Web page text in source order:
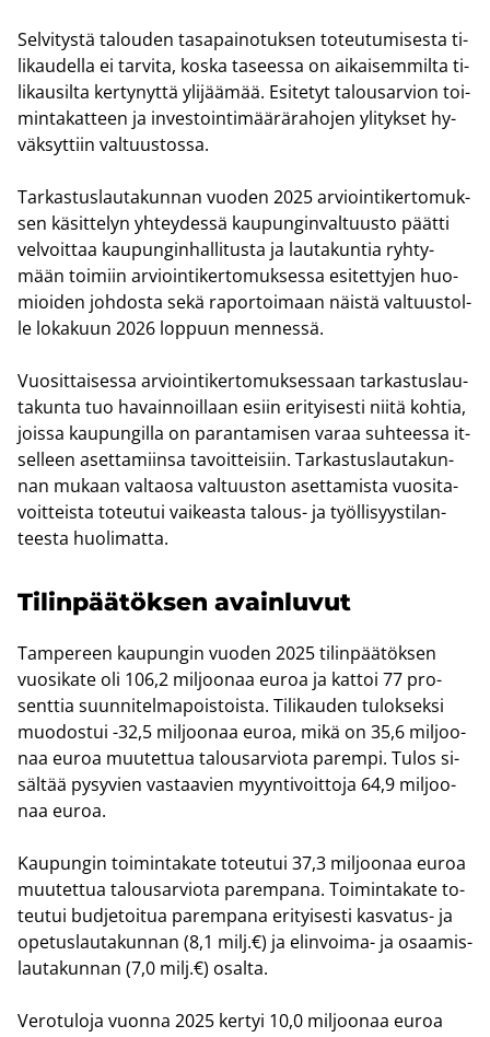
Sel­vi­tys­tä ta­lou­den ta­sa­pai­no­tuk­sen to­teu­tu­mi­ses­ta ti­
li­kau­del­la ei tar­vi­ta, koska ta­sees­sa on ai­kai­sem­mil­ta ti­
li­kausil­ta ker­ty­nyt­tä yli­jää­mää. Esi­te­tyt ta­lous­ar­vion toi­
min­ta­kat­teen ja in­ves­toin­ti­mää­rä­ra­ho­jen yli­tyk­set hy­
väk­syt­tiin val­tuus­tos­sa.
Tar­kas­tus­lau­ta­kun­nan vuo­den 2025 ar­vioin­ti­ker­to­muk­
sen kä­sit­te­lyn yh­tey­des­sä kau­pun­gin­val­tuus­to päät­ti
vel­voit­taa kau­pun­gin­hal­li­tus­ta ja lau­ta­kun­tia ryh­ty­
mään toi­miin ar­vioin­ti­ker­to­muk­ses­sa esi­tet­ty­jen huo­
mioi­den joh­dos­ta sekä ra­por­toi­maan näis­tä val­tuus­tol­
le lo­ka­kuun 2026 lop­puun men­nes­sä.
Vuo­sit­tai­ses­sa ar­vioin­ti­ker­to­muk­ses­saan tar­kas­tus­lau­
ta­kun­ta tuo ha­vain­noil­laan esiin eri­tyi­ses­ti niitä koh­tia,
jois­sa kau­pun­gil­la on pa­ran­ta­mi­sen varaa suh­tees­sa it­
sel­leen aset­ta­miin­sa ta­voit­tei­siin. Tar­kas­tus­lau­ta­kun­
nan mu­kaan val­tao­sa val­tuus­ton aset­ta­mis­ta vuo­si­ta­
voit­teis­ta to­teu­tui vai­keas­ta talous-​ ja työl­li­syys­ti­lan­
tees­ta huo­li­mat­ta.
Ti­lin­pää­tök­sen avain­lu­vut
Tam­pe­reen kau­pun­gin vuo­den 2025 ti­lin­pää­tök­sen
vuo­si­ka­te oli 106,2 mil­joo­naa euroa ja kat­toi 77 pro­
sent­tia suun­ni­tel­ma­pois­tois­ta. Ti­li­kau­den tu­lok­sek­si
muo­dos­tui -32,5 mil­joo­naa euroa, mikä on 35,6 mil­joo­
naa euroa muu­tet­tua ta­lous­ar­vio­ta pa­rem­pi. Tulos si­
säl­tää py­sy­vien vas­taa­vien myyn­ti­voit­to­ja 64,9 mil­joo­
naa euroa.
Kau­pun­gin toi­min­ta­ka­te to­teu­tui 37,3 mil­joo­naa euroa
muu­tet­tua ta­lous­ar­vio­ta pa­rem­pa­na. Toi­min­ta­ka­te to­
teu­tui bud­je­toi­tua pa­rem­pa­na eri­tyi­ses­ti kasvatus-​ ja
ope­tus­lau­ta­kun­nan (8,1 milj.€) ja elinvoima-​ ja osaa­mis­
lau­ta­kun­nan (7,0 milj.€) osal­ta.
Ve­ro­tu­lo­ja vuon­na 2025 ker­tyi 10,0 mil­joo­naa euroa